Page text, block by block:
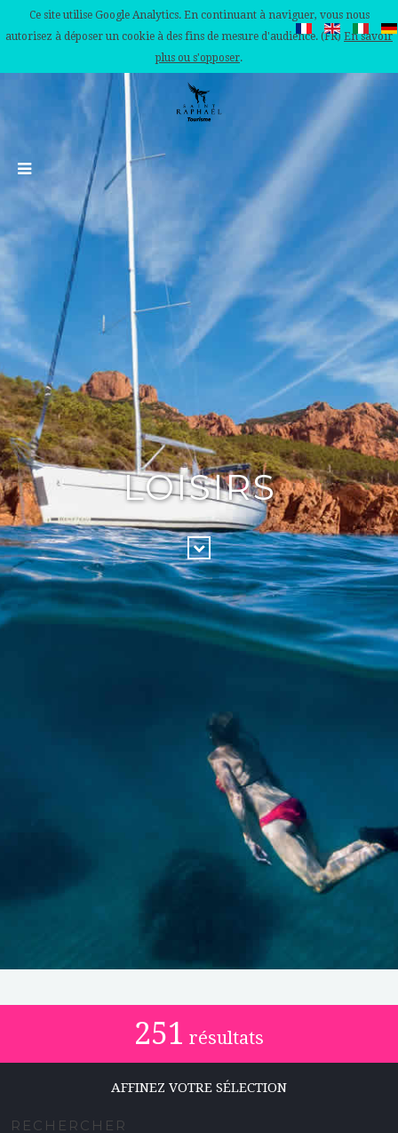
Ce site utilise Google Analytics. En continuant à naviguer, vous nous
autorisez à déposer un cookie à des fins de mesure d'audience. (FR) En savoir
plus ou s'opposer.
LOISIRS
251 résultats
AFFINEZ VOTRE SÉLECTION